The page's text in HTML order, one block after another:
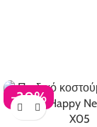
-30%